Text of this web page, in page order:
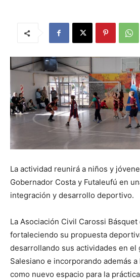
La actividad reunirá a niños y
Gobernador Costa y Futaleufú en
integración y desarrollo deportivo.
La Asociación Civil Carossi
fortaleciendo su propuesta
desarrollando sus actividades en el
Salesiano e incorporando además a
como nuevo espacio para la